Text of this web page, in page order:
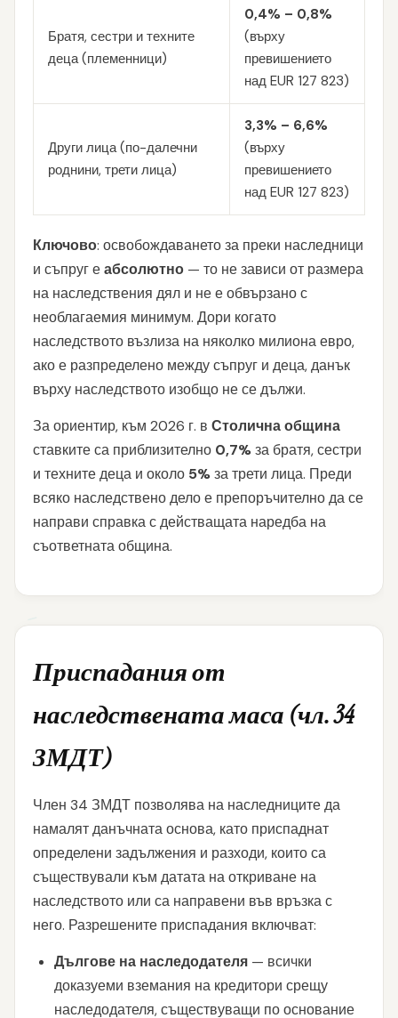
Братя, сестри и техните
деца (племенници)
0,4% – 0,8%
(върху
превишението
над EUR 127 823)
Други лица (по-далечни
роднини, трети лица)
3,3% – 6,6%
(върху
превишението
над EUR 127 823)
Ключово: освобождаването за преки наследници
и съпруг еабсолютно — то не зависи от размера
на наследствения дял и не е обвързано с
необлагаемия минимум. Дори когато
наследството възлиза на няколко милиона евро,
ако е разпределено между съпруг и деца, данък
върху наследството изобщо не се дължи.
За ориентир, към 2026 г. в Столична община
ставките са приблизително 0,7%за братя, сестри
и техните деца и около 5%за трети лица. Преди
всяко наследствено дело е препоръчително да се
направи справка с действащата наредба на
съответната община.
Приспадания от
наследствената маса (чл. 34
ЗМДТ)
Член 34 ЗМДТ позволява на наследниците да
намалят данъчната основа, като приспаднат
определени задължения и разходи, които са
съществували към датата на откриване на
наследството или са направени във връзка с
него. Разрешените приспадания включват:
Дългове на наследодателя — всички
доказуеми вземания на кредитори срещу
наследодателя, съществуващи по основание